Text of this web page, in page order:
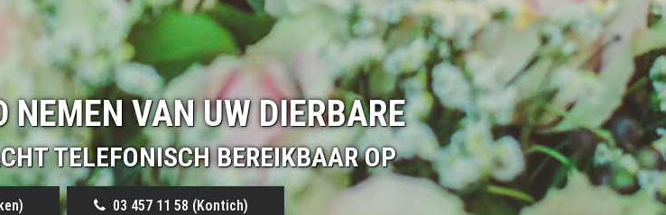
NEMEN VAN UW DIERBARE
TELEFONISCH BEREIKBAAR OP
03 457 11 58 (Kontich)